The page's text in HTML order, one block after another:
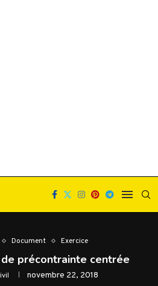
Document Exercice
précontrainte centrée
novembre 22, 2018